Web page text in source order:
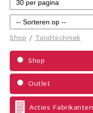
Shop /Tandtechniek
Shop
Outlet
Acties Fabrikanten